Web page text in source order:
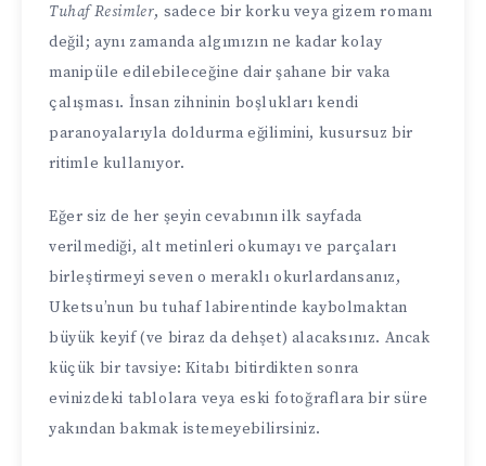
Tuhaf Resimler, sadece bir korku veya gizem romanı
değil; aynı zamanda algımızın ne kadar kolay
manipüle edilebileceğine dair şahane bir vaka
çalışması. İnsan zihninin boşlukları kendi
paranoyalarıyla doldurma eğilimini, kusursuz bir
ritimle kullanıyor.
Eğer siz de her şeyin cevabının ilk sayfada
verilmediği, alt metinleri okumayı ve parçaları
birleştirmeyi seven o meraklı okurlardansanız,
Uketsu’nun bu tuhaf labirentinde kaybolmaktan
büyük keyif (ve biraz da dehşet) alacaksınız. Ancak
küçük bir tavsiye: Kitabı bitirdikten sonra
evinizdeki tablolara veya eski fotoğraflara bir süre
yakından bakmak istemeyebilirsiniz.